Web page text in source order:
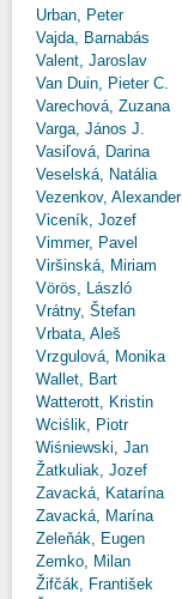
Urban, Peter
Vajda, Barnabás
Valent, Jaroslav
Van Duin, Pieter C.
Varechová, Zuzana
Varga, János J.
Vasiľová, Darina
Veselská, Natália
Vezenkov, Alexander
Viceník, Jozef
Vimmer, Pavel
Viršinská, Miriam
Vörös, László
Vrátny, Štefan
Vrbata, Aleš
Vrzgulová, Monika
Wallet, Bart
Watterott, Kristin
Wciślik, Piotr
Wiśniewski, Jan
Žatkuliak, Jozef
Zavacká, Katarína
Zavacká, Marína
Zeleňák, Eugen
Zemko, Milan
Žifčák, František